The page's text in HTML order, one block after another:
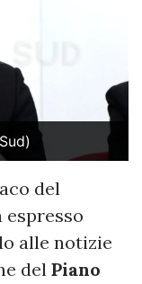
del
espresso
alle notizie
del Piano